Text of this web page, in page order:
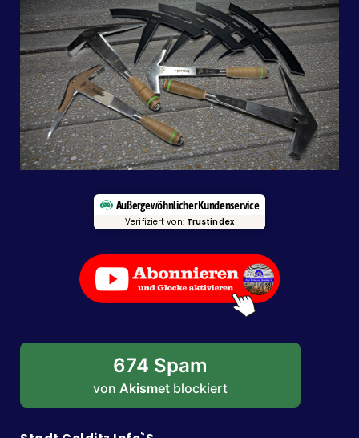
Außergewöhnlicher Kundenservice
Verifiziert von: Trustindex
674 Spam
von Akismet blockiert